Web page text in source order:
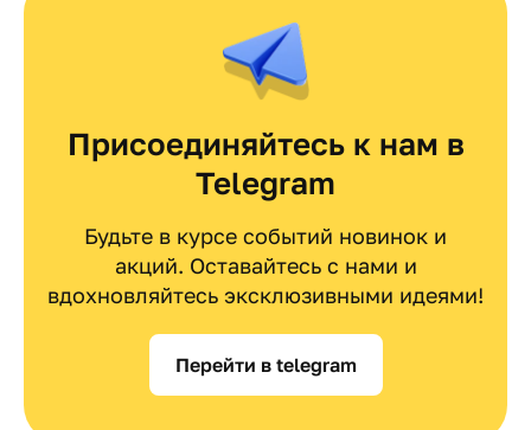
Присоединяйтесь к нам в
Telegram
Будьте в курсе событий новинок и
акций. Оставайтесь с нами и
вдохновляйтесь эксклюзивными идеями!
Перейти в telegram